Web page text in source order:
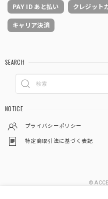
PAY ID あと払い クレジット
キャリア決済
SEARCH
NOTICE
プライバシーポリシー
特定商取引法に基づく表記
©